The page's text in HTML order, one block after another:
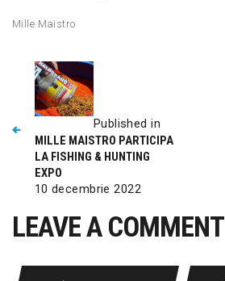
Mille Maistro
Published in
MILLE MAISTRO PARTICIPA
LA FISHING & HUNTING
EXPO
10 decembrie 2022
LEAVE A COMMENT